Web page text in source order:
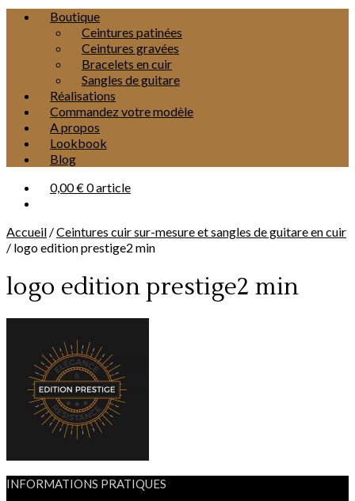
Boutique
Ceintures patinées
Ceintures gravées
Bracelets en cuir
Sangles de guitare
Réalisations
Commandez votre modèle
A propos
Lookbook
Blog
0,00 €0 article
Accueil /Ceintures cuir sur-mesure et sangles de guitare en cuir
/ logo edition prestige2 min
logo edition prestige2 min
INFORMATIONS PRATIQUES